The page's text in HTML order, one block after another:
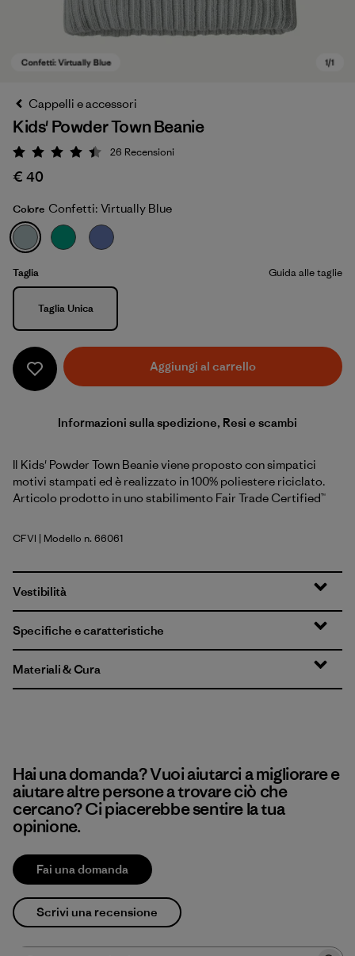
Confetti: Virtually Blue
Cappelli e accessori
Kids' Powder Town Beanie
Valutazione: 4.5 / 5
26 Recensioni
€ 40
Colore Confetti: Virtually Blue
Taglia Guida alle taglie
Taglia
Taglia Unica
Aggiungi al carrello
Informazioni sulla spedizione, Resi e scambi
Il Kids' Powder Town Beanie viene proposto con simpatici
motivi stampati ed è realizzato in 100% poliestere riciclato.
Articolo prodotto in uno stabilimento Fair Trade Certified™
Confetti: Virtually Blue
CFVI | Modello n. 66061
Vestibilità
Specifiche e caratteristiche
Materiali & Cura
Hai una domanda? Vuoi aiutarci a migliorare e
aiutare altre persone a trovare ciò che
cercano? Ci piacerebbe sentire la tua
opinione.
Fai una domanda
Scrivi una recensione